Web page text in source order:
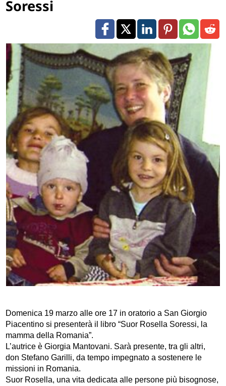
Soressi
Domenica 19 marzo alle ore 17 in oratorio a San Giorgio
Piacentino si presenterà il libro “Suor Rosella Soressi, la
mamma della Romania”.
L’autrice è Giorgia Mantovani. Sarà presente, tra gli altri,
don Stefano Garilli, da tempo impegnato a sostenere le
missioni in Romania.
Suor Rosella, una vita dedicata alle persone più bisognose,